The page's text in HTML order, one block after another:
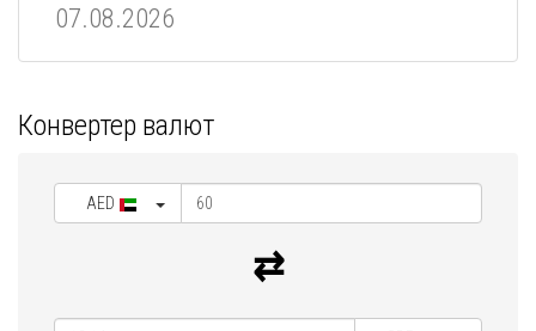
07.08.2026
Конвертер валют
AED